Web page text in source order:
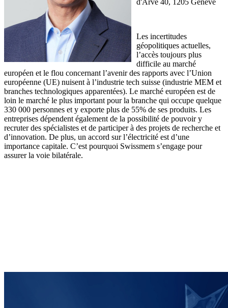
d'Arve 40, 1205 Genève
Les incertitudes
géopolitiques actuelles,
l’accès toujours plus
difficile au marché
européen et le flou concernant l’avenir des rapports avec l’Union
européenne (UE) nuisent à l’industrie tech suisse (industrie MEM et
branches technologiques apparentées). Le marché européen est de
loin le marché le plus important pour la branche qui occupe quelque
330 000 personnes et y exporte plus de 55% de ses produits. Les
entreprises dépendent également de la possibilité de pouvoir y
recruter des spécialistes et de participer à des projets de recherche et
d’innovation. De plus, un accord sur l’électricité est d’une
importance capitale. C’est pourquoi Swissmem s’engage pour
assurer la voie bilatérale.